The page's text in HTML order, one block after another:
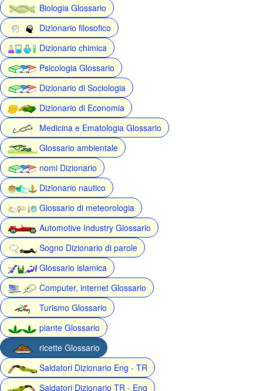
Biologia Glossario
Dizionario filosofico
Dizionario chimica
Psicologia Glossario
Dizionario di Sociologia
Dizionario di Economia
Medicina e Ematologia Glossario
Glossario ambientale
nomi Dizionario
Dizionario nautico
Glossario di meteorologia
Automotive Industry Glossario
Sogno Dizionario di parole
Glossario islamica
Computer, internet Glossario
Turismo Glossario
piante Glossario
ricette Glossario
Saldatori Dizionario Eng - TR
Saldatori Dizionario TR - Eng